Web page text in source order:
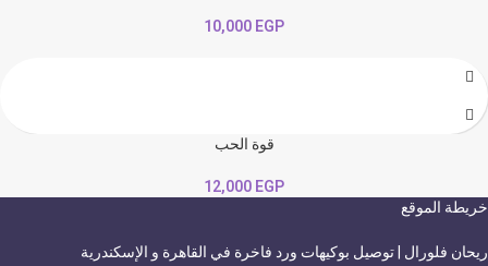
10,000 EGP
قوة الحب
12,000 EGP
خريطة الموقع
ريحان فلورال | توصيل بوكيهات ورد فاخرة في القاهرة و الإسكندرية